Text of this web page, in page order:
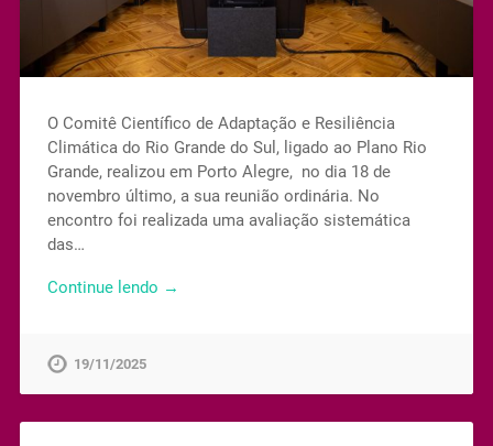
O Comitê Científico de Adaptação e Resiliência
Climática do Rio Grande do Sul, ligado ao Plano Rio
Grande, realizou em Porto Alegre, no dia 18 de
novembro último, a sua reunião ordinária. No
encontro foi realizada uma avaliação sistemática
das…
Continue lendo →
19/11/2025